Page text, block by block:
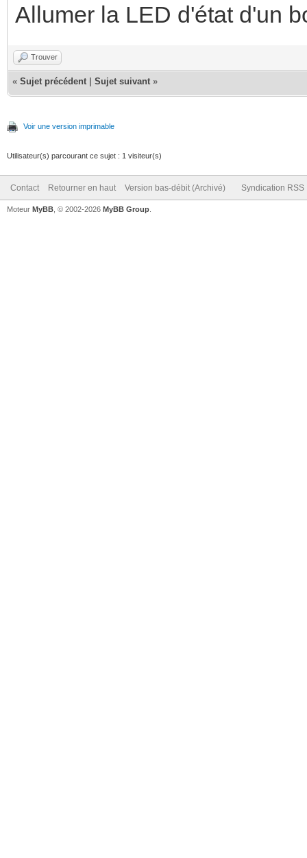
Allumer la LED d'état d'un
Trouver
« Sujet précédent Sujet suivant »
Voir une version imprimable
Utilisateur(s) parcourant ce sujet : 1 visiteur(s)
Contact Retourner en haut Version bas-débit (Archivé) Syndication RSS
Moteur MyBB , © 2002-2026 MyBB Group